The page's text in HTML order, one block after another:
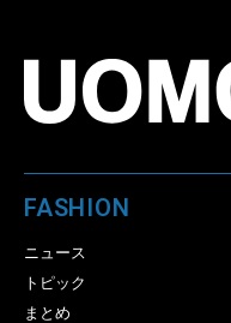
FASHION
ニュース
トピック
まとめ